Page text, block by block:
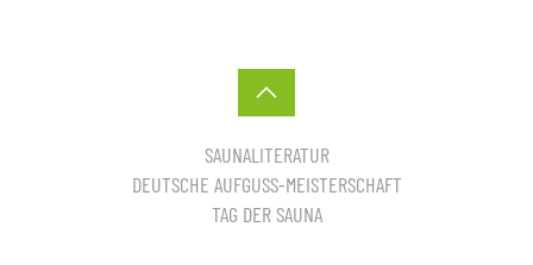
SAUNALITERATUR
DEUTSCHE AUFGUSS-MEISTERSCHAFT
TAG DER SAUNA